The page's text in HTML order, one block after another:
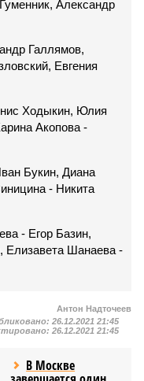
Александр
Галлямов,
Евгения
Ходыкин, Юлия
Акопова -
Букин, Диана
- Никита
- Егор Базин,
Елизавета Шанаева -
Антон Надточеев
26.12.2021 21:45
26.12.2021 21:45
В Москве